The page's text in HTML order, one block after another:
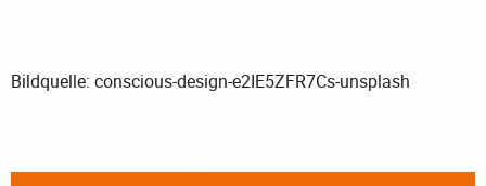
Bildquelle: conscious-design-e2IE5ZFR7Cs-unsplash